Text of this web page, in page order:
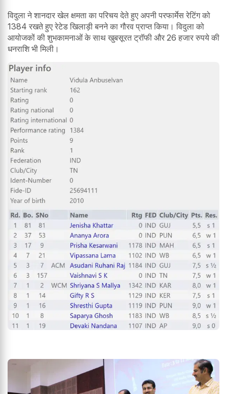
विदुला ने शानदार खेल क्षमता का परिचय देते हुए अपनी परफार्मेस रेटिंग को
1384 रखते हुए रेटेड खिलाड़ी बनने का गौरव प्राप्त किया। विदुला को
आयोजकों की शुभकामनाओं के साथ खुबसूरत ट्रॉफी और 26 हजार रुपये की
धनराशि भी मिली।